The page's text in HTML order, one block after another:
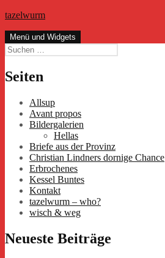
Zum
springen
tazelwurm
Menü und Widgets
Suchen
nach:
Seiten
Allsup
Avant propos
Bildergalerien
Hellas
Briefe aus der Provinz
Christian Lindners dornige Chance
Erbrochenes
Kessel Buntes
Kontakt
tazelwurm – who?
wisch & weg
Neueste Beiträge